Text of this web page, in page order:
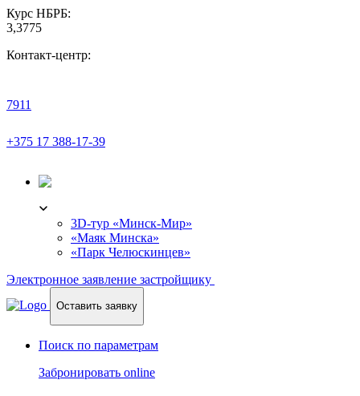
Курс НБРБ:
3,3775
Контакт-центр:
7911
+375 17 388-17-39
3D-тур «Минск-Мир»
«Маяк Минска»
«Парк Челюскинцев»
Электронное заявление застройщику
Оставить заявку
Поиск по параметрам
Забронировать online